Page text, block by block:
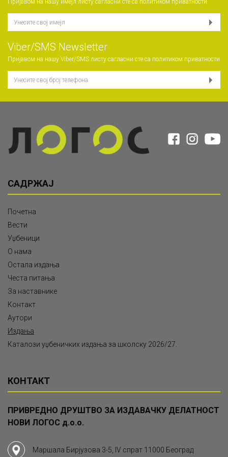
Пријавом на нашу имејл листу сагласни сте са политиком приватности
Viber/SMS Newsletter
Пријавом на нашу Viber/SMS листу сагласни сте са политиком приватности
САДРЖАЈ
Почетна
Вести
Уџбеници
О нама
Остала издања
Честа питања
За наставнике
Контакт
Аутори
Издања
Каталози уџбеничких издања за школску 2026/27.
КОНТАКТ
ПРИВРЕДНО ДРУШТВО ЗА ИЗДАВАЧКУ ДЕЛАТНОСТ
НОВИ ЛОГОС д.о.о.
Маршала Бирјузова 3-5, IV спрат 11000 Београд